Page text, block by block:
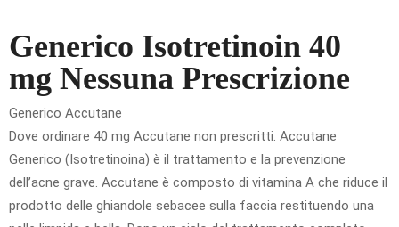
Generico Isotretinoin 40
mg Nessuna Prescrizione
Generico Accutane
Dove ordinare 40 mg Accutane non prescritti. Accutane
Generico (Isotretinoina) è il trattamento e la prevenzione
dell’acne grave. Accutane è composto di vitamina A che riduce il
prodotto delle ghiandole sebacee sulla faccia restituendo una